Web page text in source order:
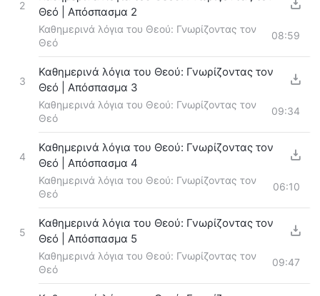
2
Θεό | Απόσπασμα 2
Καθημερινά λόγια του Θεού: Γνωρίζοντας τον
Θεό
08:59
3
Καθημερινά λόγια του Θεού: Γνωρίζοντας τον
Θεό | Απόσπασμα 3
Καθημερινά λόγια του Θεού: Γνωρίζοντας τον
Θεό
09:34
4
Καθημερινά λόγια του Θεού: Γνωρίζοντας τον
Θεό | Απόσπασμα 4
Καθημερινά λόγια του Θεού: Γνωρίζοντας τον
Θεό
06:10
5
Καθημερινά λόγια του Θεού: Γνωρίζοντας τον
Θεό | Απόσπασμα 5
Καθημερινά λόγια του Θεού: Γνωρίζοντας τον
Θεό
09:47